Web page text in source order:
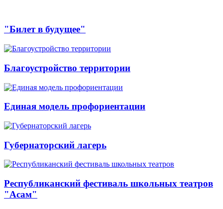
"Билет в будущее"
Благоустройство территории
Единая модель профориентации
Губернаторский лагерь
Республиканский фестиваль школьных театров
"Асам"